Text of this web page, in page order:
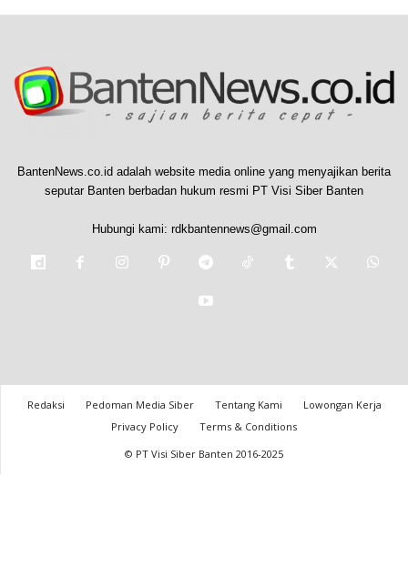
BantenNews.co.id adalah website media online yang menyajikan berita
seputar Banten berbadan hukum resmi PT Visi Siber Banten
Hubungi kami: rdkbantennews@gmail.com
Redaksi Pedoman Media Siber Tentang Kami
Lowongan Kerja
Privacy Policy
Terms & Conditions
© PT Visi Siber Banten 2016-2025